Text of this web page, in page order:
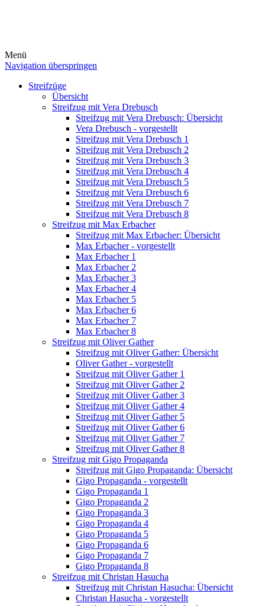
Menü
Navigation überspringen
Streifzüge
Übersicht
Streifzug mit Vera Drebusch
Streifzug mit Vera Drebusch: Übersicht
Vera Drebusch - vorgestellt
Streifzug mit Vera Drebusch 1
Streifzug mit Vera Drebusch 2
Streifzug mit Vera Drebusch 3
Streifzug mit Vera Drebusch 4
Streifzug mit Vera Drebusch 5
Streifzug mit Vera Drebusch 6
Streifzug mit Vera Drebusch 7
Streifzug mit Vera Drebusch 8
Streifzug mit Max Erbacher
Streifzug mit Max Erbacher: Übersicht
Max Erbacher - vorgestellt
Max Erbacher 1
Max Erbacher 2
Max Erbacher 3
Max Erbacher 4
Max Erbacher 5
Max Erbacher 6
Max Erbacher 7
Max Erbacher 8
Streifzug mit Oliver Gather
Streifzug mit Oliver Gather: Übersicht
Oliver Gather - vorgestellt
Streifzug mit Oliver Gather 1
Streifzug mit Oliver Gather 2
Streifzug mit Oliver Gather 3
Streifzug mit Oliver Gather 4
Streifzug mit Oliver Gather 5
Streifzug mit Oliver Gather 6
Streifzug mit Oliver Gather 7
Streifzug mit Oliver Gather 8
Streifzug mit Gigo Propaganda
Streifzug mit Gigo Propaganda: Übersicht
Gigo Propaganda - vorgestellt
Gigo Propaganda 1
Gigo Propaganda 2
Gigo Propaganda 3
Gigo Propaganda 4
Gigo Propaganda 5
Gigo Propaganda 6
Gigo Propaganda 7
Gigo Propaganda 8
Streifzug mit Christan Hasucha
Streifzug mit Christan Hasucha: Übersicht
Christan Hasucha - vorgestellt